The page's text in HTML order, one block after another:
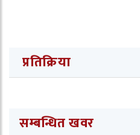
प्रतिक्रिया
सम्बन्धित खवर